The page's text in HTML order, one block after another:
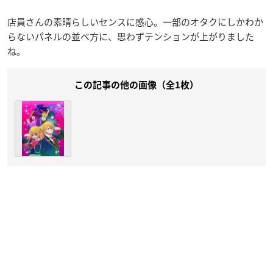
店員さんの素晴らしいセンスに感心。一部のオタクにしかわか
らないパネルの並べ方に、思わずテンションが上がりました
ね。
この記事の他の画像（全1枚）